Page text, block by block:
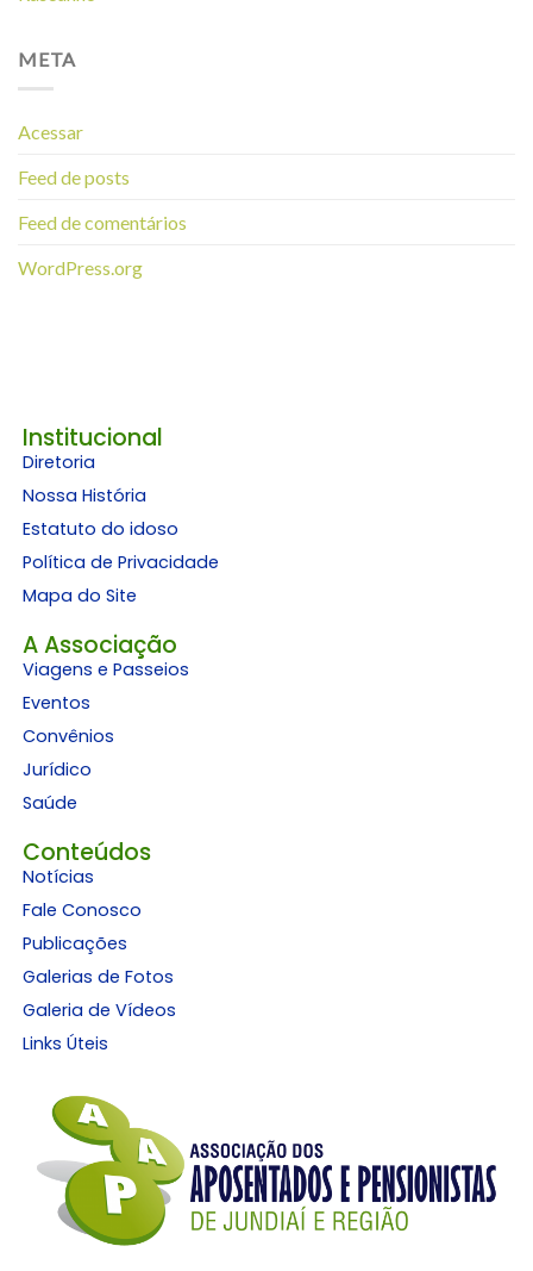
META
Acessar
Feed de posts
Feed de comentários
WordPress.org
Institucional
Diretoria
Nossa História
Estatuto do idoso
Política de Privacidade
Mapa do Site
A Associação
Viagens e Passeios
Eventos
Convênios
Jurídico
Saúde
Conteúdos
Notícias
Fale Conosco
Publicações
Galerias de Fotos
Galeria de Vídeos
Links Úteis